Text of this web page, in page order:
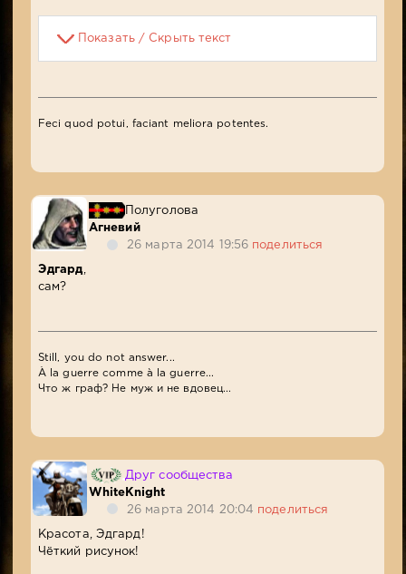
Показать / Скрыть текст
Feci quod potui, faciant meliora potentes.
Полуголова
Агневий
26 марта 2014 19:56 поделиться
Эдгард,
сам?
Still, you do not answer...
À la guerre comme à la guerre...
Что ж граф? Не муж и не вдовец...
Друг сообщества
WhiteKnight
26 марта 2014 20:04 поделиться
Красота, Эдгард!
Чёткий рисунок!